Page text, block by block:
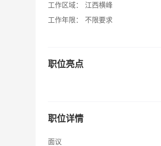
工作区域：
江西横峰
工作年限：
不限要求
职位亮点
职位详情
面议